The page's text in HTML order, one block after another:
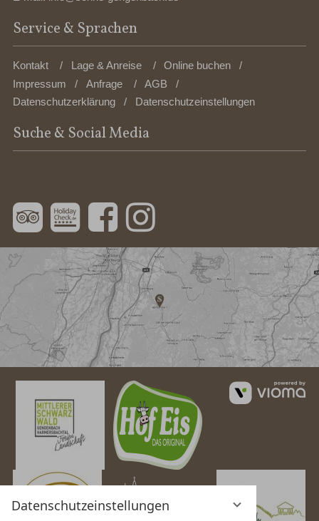
Datenschutzeinstellungen
Service & Sprachen
Kontakt Lage & Anreise
Online buchen
Impressum
Anfrage
AGB
Datenschutzerklärung
Datenschutzeinstellungen
Suche & Social Media